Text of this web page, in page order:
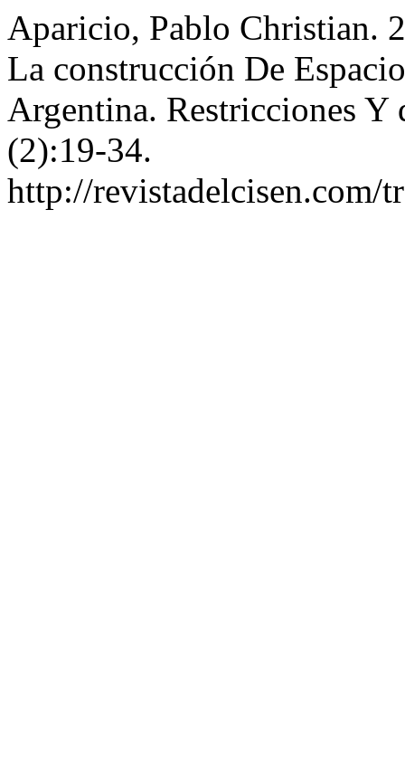
Aparicio, Pablo Christian.
La construcción De
Argentina. Restricciones Y
(2):19-34.
http://revistadelcisen.com/